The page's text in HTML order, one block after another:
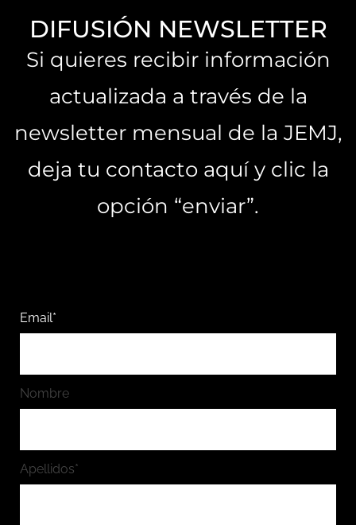
DIFUSIÓN NEWSLETTER
Si quieres recibir información
actualizada a través de la
newsletter mensual de la JEMJ,
deja tu contacto aquí y clic la
opción “enviar”.
Email*
Nombre
Apellidos*